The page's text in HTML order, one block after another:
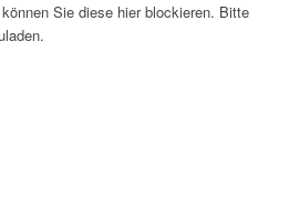
Sie diese hier blockieren. Bitte